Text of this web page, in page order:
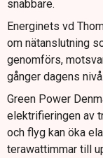
snabbare.
Energinets vd
om nätanslutning
genomförs,
gånger dagens nivå.
Green Power
elektrifieringen av
och flyg kan öka
terawattimmar till